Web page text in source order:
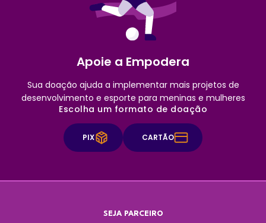
Apoie a Empodera
Sua doação ajuda a implementar mais projetos de
desenvolvimento e esporte para meninas e mulheres
Escolha um formato de doação
PIX CARTÃO
SEJA PARCEIRO